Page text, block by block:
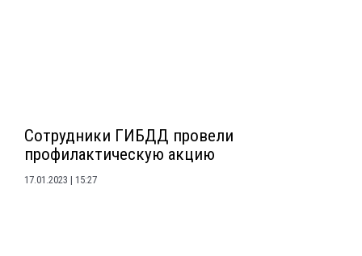
Сотрудники ГИБДД провели
профилактическую акцию
17.01.2023 15:27